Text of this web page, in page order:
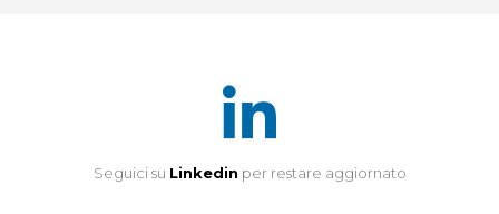
Seguici su Linkedin per restare aggiornato